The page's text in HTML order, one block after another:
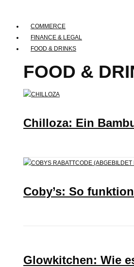
COMMERCE
FINANCE & LEGAL
FOOD & DRINKS
FOOD &
Chilloza: Ein
Coby’s: So
Glowkitchen: Wie